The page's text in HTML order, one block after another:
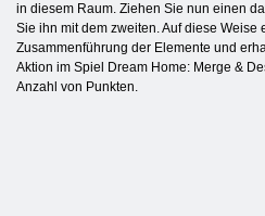
in diesem Raum. Ziehen Sie nun einen
Sie ihn mit dem zweiten. Auf diese Weise
Zusammenführung der Elemente und
Aktion im Spiel Dream Home: Merge &
Anzahl von Punkten.